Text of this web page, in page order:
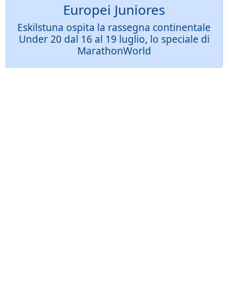
Europei Juniores
Eskilstuna ospita la rassegna continentale
Under 20 dal 16 al 19 luglio, lo speciale di
MarathonWorld